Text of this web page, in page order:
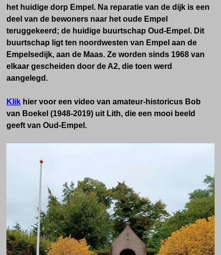
het huidige dorp Empel. Na reparatie van de dijk is een
deel van de bewoners naar het oude Empel
teruggekeerd; de huidige buurtschap Oud-Empel. Dit
buurtschap ligt ten noordwesten van Empel aan de
Empelsedijk, aan de Maas. Ze worden sinds 1968 van
elkaar gescheiden door de A2, die toen werd
aangelegd.
Klik hier voor een video van amateur-historicus Bob
van Boekel (1948-2019) uit Lith, die een mooi beeld
geeft van Oud-Empel.